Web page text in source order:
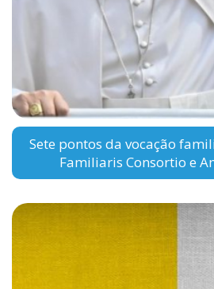
Sete pontos da vocação
Familiaris Consortio e